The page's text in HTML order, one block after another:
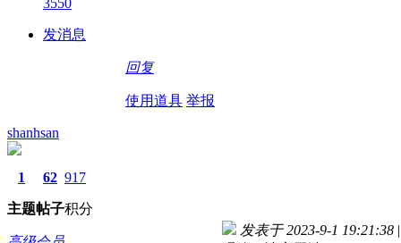
发消息
回复
使用道具 举报
shanhsan
1
主题
62
帖子
917
积分
发表于 2023-9-1 19:21:38 |